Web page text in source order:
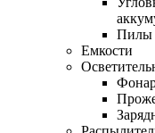
Пилы
Емкости